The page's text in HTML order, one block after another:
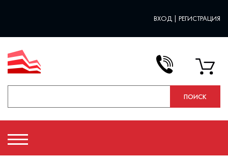
ВХОД | РЕГИСТРАЦИЯ